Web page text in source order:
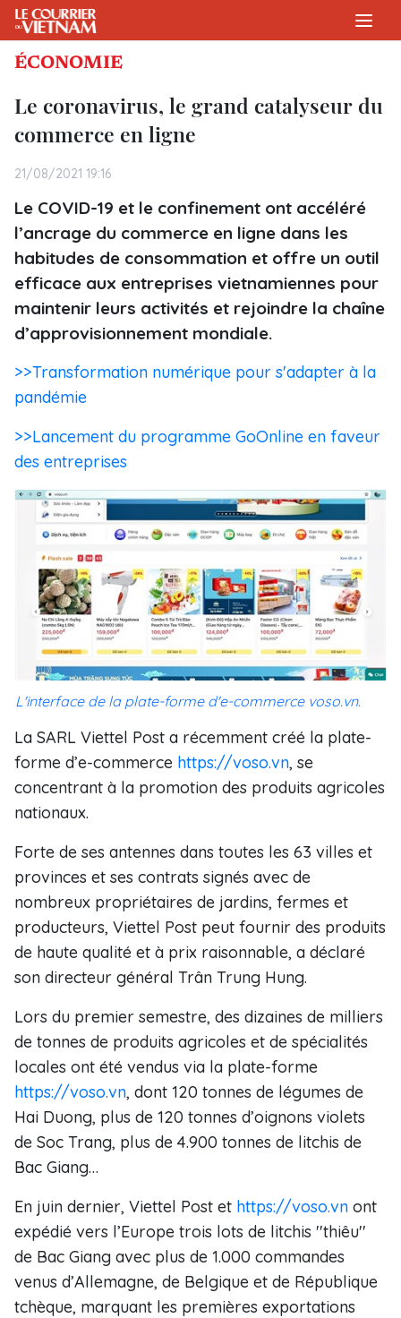
ÉCONOMIE
Le coronavirus, le grand catalyseur du
commerce en ligne
21/08/2021 19:16
Le COVID-19 et le confinement ont accéléré
l’ancrage du commerce en ligne dans les
habitudes de consommation et offre un outil
efficace aux entreprises vietnamiennes pour
maintenir leurs activités et rejoindre la chaîne
d’approvisionnement mondiale.
>>Transformation numérique pour s'adapter à la
pandémie
>>Lancement du programme GoOnline en faveur
des entreprises
L'interface de la plate-forme d'e-commerce voso.vn.
La SARL Viettel Post a récemment créé la plate-
forme d’e-commerce https://voso.vn, se
concentrant à la promotion des produits agricoles
nationaux.
Forte de ses antennes dans toutes les 63 villes et
provinces et ses contrats signés avec de
nombreux propriétaires de jardins, fermes et
producteurs, Viettel Post peut fournir des produits
de haute qualité et à prix raisonnable, a déclaré
son directeur général Trân Trung Hung.
Lors du premier semestre, des dizaines de milliers
de tonnes de produits agricoles et de spécialités
locales ont été vendus via la plate-forme
https://voso.vn, dont 120 tonnes de légumes de
Hai Duong, plus de 120 tonnes d’oignons violets
de Soc Trang, plus de 4.900 tonnes de litchis de
Bac Giang…
En juin dernier, Viettel Post et https://voso.vn ont
expédié vers l’Europe trois lots de litchis ''thiêu''
de Bac Giang avec plus de 1.000 commandes
venus d’Allemagne, de Belgique et de République
tchèque, marquant les premières exportations